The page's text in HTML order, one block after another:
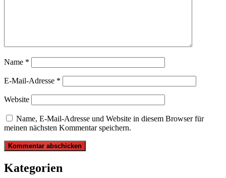
Name *
E-Mail-Adresse *
Website
Name, E-Mail-Adresse und Website in diesem Browser für
meinen nächsten Kommentar speichern.
Kategorien